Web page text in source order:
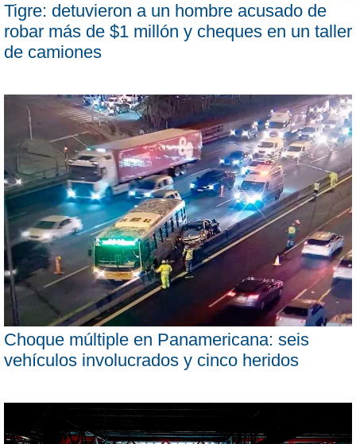
Tigre: detuvieron a un hombre acusado de
robar más de $1 millón y cheques en un taller
de camiones
Choque múltiple en Panamericana: seis
vehículos involucrados y cinco heridos